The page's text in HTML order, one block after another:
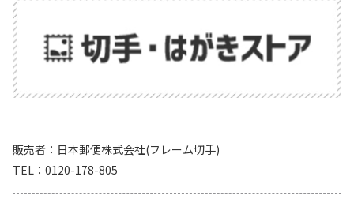
販売者
日本郵便株式会社(フレーム切手)
TEL
0120-178-805